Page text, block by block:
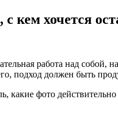
кем хочется
работа над собой,
подход должен быть
фото